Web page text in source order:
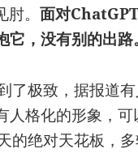
肘。面对
，没有别的出路。
了极致，据报道
人格化的形象，
的绝对天花板，